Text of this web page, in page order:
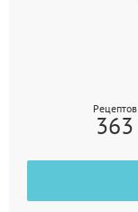
Рецептов
363